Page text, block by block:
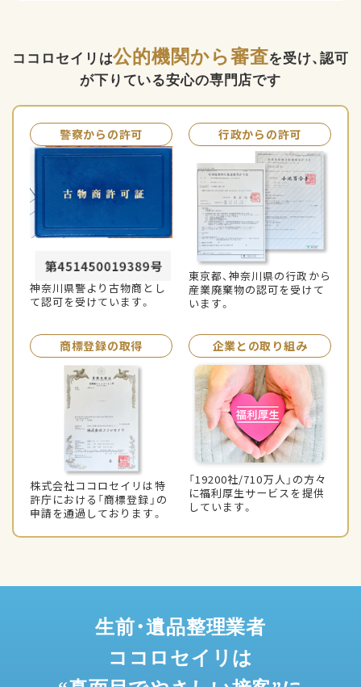
ココロセイリは公的機関から審査を受け、認可
が下りている安心の専門店です
警察からの許可
神奈川県警より古物商とし
て認可を受けています。
行政からの許可
東京都、神奈川県の行政から
産業廃棄物の認可を受けて
います。
商標登録の取得
株式会社ココロセイリは特
許庁における「商標登録」の
申請を通過しております。
企業との取り組み
「19200社/710万人」の方々
に福利厚生サービスを提供
しています。
生前・遺品整理業者
ココロセイリは